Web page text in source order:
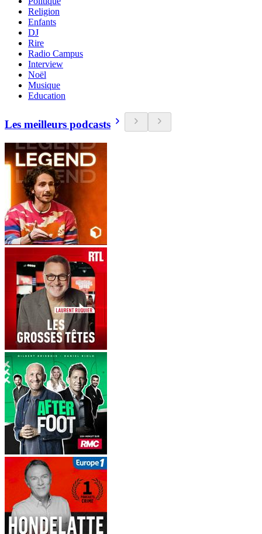
Religion
Enfants
DJ
Rire
Radio Campus
Interview
Noël
Musique
Education
Les meilleurs podcasts